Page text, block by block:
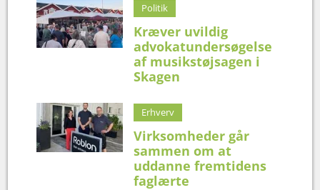
Politik
Kræver uvildig
advokatundersøgelse
af musikstøjsagen i
Skagen
Erhverv
Virksomheder går
sammen om at
uddanne fremtidens
faglærte